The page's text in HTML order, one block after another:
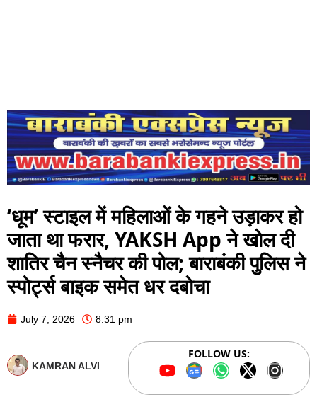
‘धूम’ स्टाइल में महिलाओं के गहने उड़ाकर हो
जाता था फरार, YAKSH App ने खोल दी
शातिर चैन स्नैचर की पोल; बाराबंकी पुलिस ने
स्पोर्ट्स बाइक समेत धर दबोचा
July 7, 2026 8:31 pm
KAMRAN ALVI
FOLLOW US: